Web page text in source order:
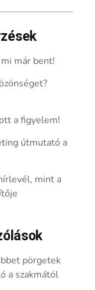
már bent!
a figyelem!
útmutató a
mint a
pörgetek
a szakmától